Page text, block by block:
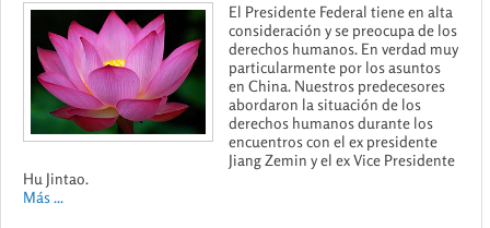
El Presidente Federal tiene en alta
consideración y se preocupa de los
derechos humanos. En verdad muy
particularmente por los asuntos
en China. Nuestros predecesores
abordaron la situación de los
derechos humanos durante los
encuentros con el ex presidente
Jiang Zemin y el ex Vice Presidente
Hu Jintao.
Más ...